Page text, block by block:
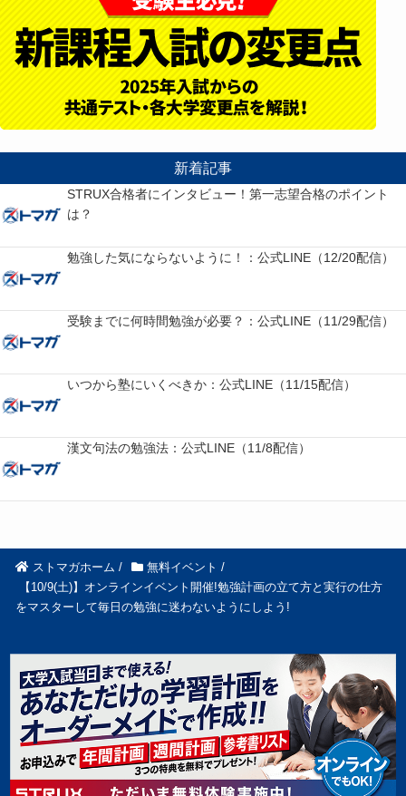
新着記事
STRUX合格者にインタビュー！第一志望合格のポイント
は？
勉強した気にならないように！：公式LINE（12/20配信）
受験までに何時間勉強が必要？：公式LINE（11/29配信）
いつから塾にいくべきか：公式LINE（11/15配信）
漢文句法の勉強法：公式LINE（11/8配信）
ストマガホーム / 無料イベント /
【10/9(土)】オンラインイベント開催!勉強計画の立て方と実行の仕方
をマスターして毎日の勉強に迷わないようにしよう!